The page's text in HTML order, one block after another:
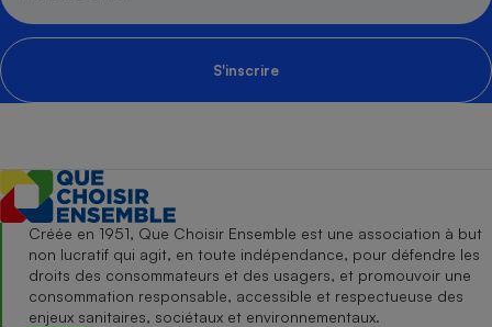
S'inscrire
Créée en 1951, Que Choisir Ensemble est une association à but
non lucratif qui agit, en toute indépendance, pour défendre les
droits des consommateurs et des usagers, et promouvoir une
consommation responsable, accessible et respectueuse des
enjeux sanitaires, sociétaux et environnementaux.